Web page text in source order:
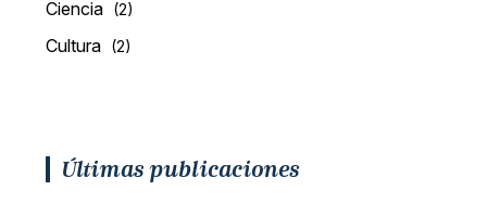
Ciencia (2)
Cultura (2)
Últimas publicaciones